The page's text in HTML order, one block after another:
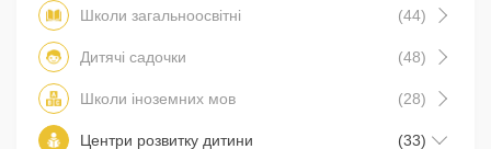
Школи загальноосвітні (44)
Дитячі садочки (48)
Школи іноземних мов (28)
Центри розвитку дитини (33)